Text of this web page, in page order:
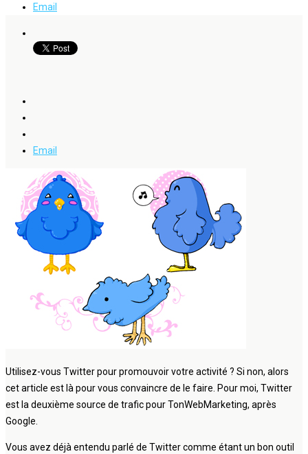
Email
Email
Utilisez-vous Twitter pour promouvoir votre activité ? Si non, alors
cet article est là pour vous convaincre de le faire. Pour moi, Twitter
est la deuxième source de trafic pour TonWebMarketing, après
Google.
Vous avez déjà entendu parlé de Twitter comme étant un bon outil